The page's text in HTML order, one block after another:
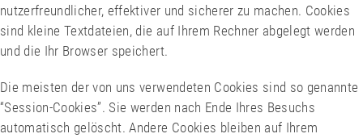
nutzerfreundlicher, effektiver und sicherer zu machen. Cookies
sind kleine Textdateien, die auf Ihrem Rechner abgelegt werden
und die Ihr Browser speichert.
Die meisten der von uns verwendeten Cookies sind so genannte
“Session-Cookies”. Sie werden nach Ende Ihres Besuchs
automatisch gelöscht. Andere Cookies bleiben auf Ihrem